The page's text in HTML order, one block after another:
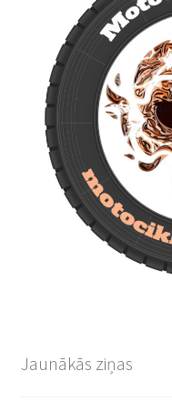
Jaunākās ziņas